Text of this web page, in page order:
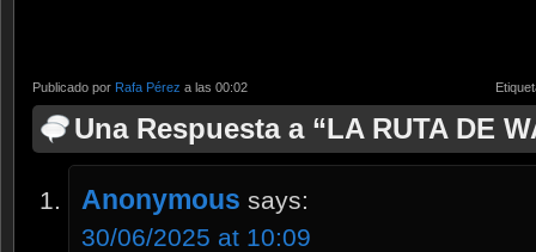
Publicado por Rafa Pérez a las 00:02
Una Respuesta a “LA RUTA DE
Anonymous says:
30/06/2025 at 10:09